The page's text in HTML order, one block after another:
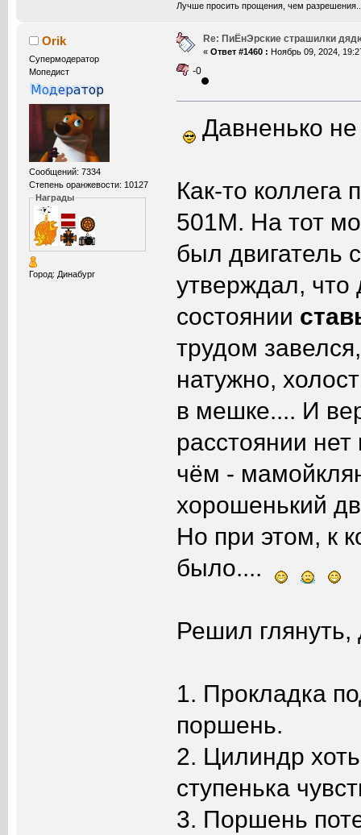
Лучше просить прощения, чем разрешения..
Orik
Супермодератор
Мопедист
Сообщений: 7334
Степень оранжевости: 10127
Награды
Город: Динабург
Re: ПиЁнЭрские страшилки
« Ответ #1460 : Ноябрь 09, 2024,
-0
Давненько
Как-то коллега
501M. На тот
был двигатель
утверждал, что
состоянии
трудом
натужно,
в мешке.... И
расстоянии
чём -
хорошенький
Но при этом, к
было....
Решил
1. Прокладка
поршень.
2. Цилиндр
ступенька
3. Поршень